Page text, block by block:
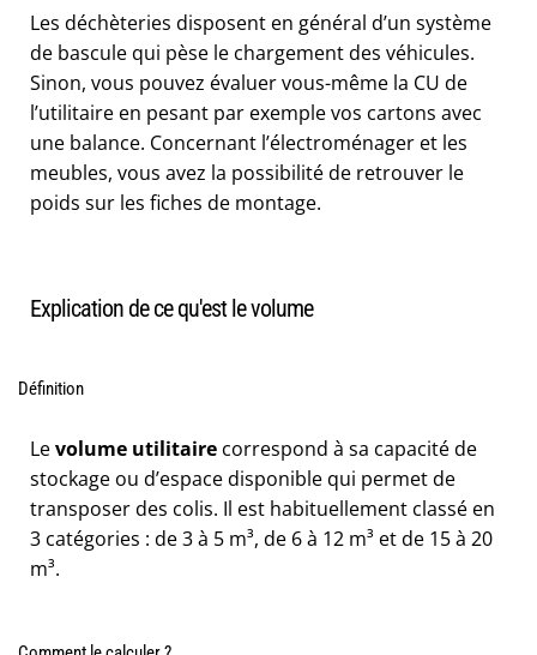
Les déchèteries disposent en général d’un système
de bascule qui pèse le chargement des véhicules.
Sinon, vous pouvez évaluer vous-même la CU de
l’utilitaire en pesant par exemple vos cartons avec
une balance. Concernant l’électroménager et les
meubles, vous avez la possibilité de retrouver le
poids sur les fiches de montage.
Explication de ce qu'est le volume
Définition
Levolume utilitaire correspond à sa capacité de
stockage ou d’espace disponible qui permet de
transposer des colis. Il est habituellement classé en
3 catégories : de 3 à 5 m³, de 6 à 12 m³ et de 15 à 20
m³.